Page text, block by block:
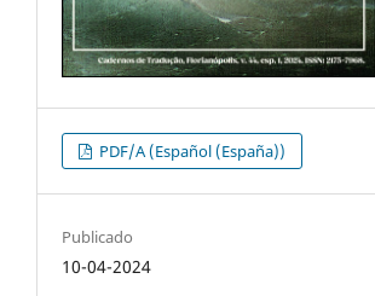
PDF/A (Español (España))
Publicado
10-04-2024